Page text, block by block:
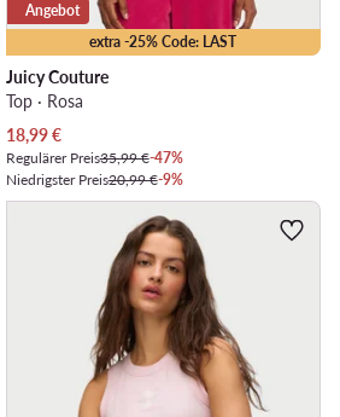
extra -25% Code: LAST
Angebot
Juicy Couture
Top · Rosa
Aktueller Preis
18,99€
Regulärer Preis35,99 €-47%
Niedrigster Preis20,99 €-9%